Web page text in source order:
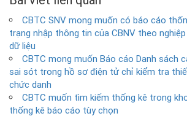
CBTC SNV mong muốn có báo cáo
trạng nhập thông tin của CBNV theo
dữ liệu
CBTC mong muốn Báo cáo Danh sách
sai sót trong hồ sơ điện tử chỉ kiểm tra
chức danh
CBTC muốn tìm kiếm thống kê trong
thống kê báo cáo tùy chọn